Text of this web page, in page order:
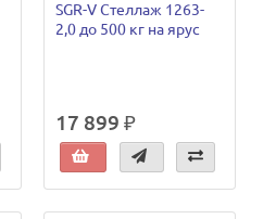
SGR-V Стеллаж 1263-
2,0 до 500 кг на ярус
17 899 ₽